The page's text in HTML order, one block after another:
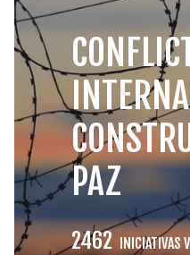
PAZ
2462 INICIATIVAS